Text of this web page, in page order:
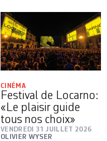
CINÉMA
Festival de Locarno:
«Le plaisir guide
tous nos choix»
VENDREDI 31 JUILLET 2026
OLIVIER WYSER